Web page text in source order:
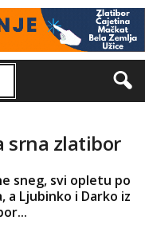
srna zlatibor
sneg, svi opletu po
a Ljubinko i Darko iz